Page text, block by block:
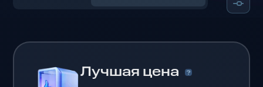
Лучшая цена